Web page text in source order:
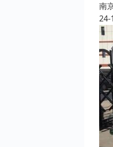
南
24-